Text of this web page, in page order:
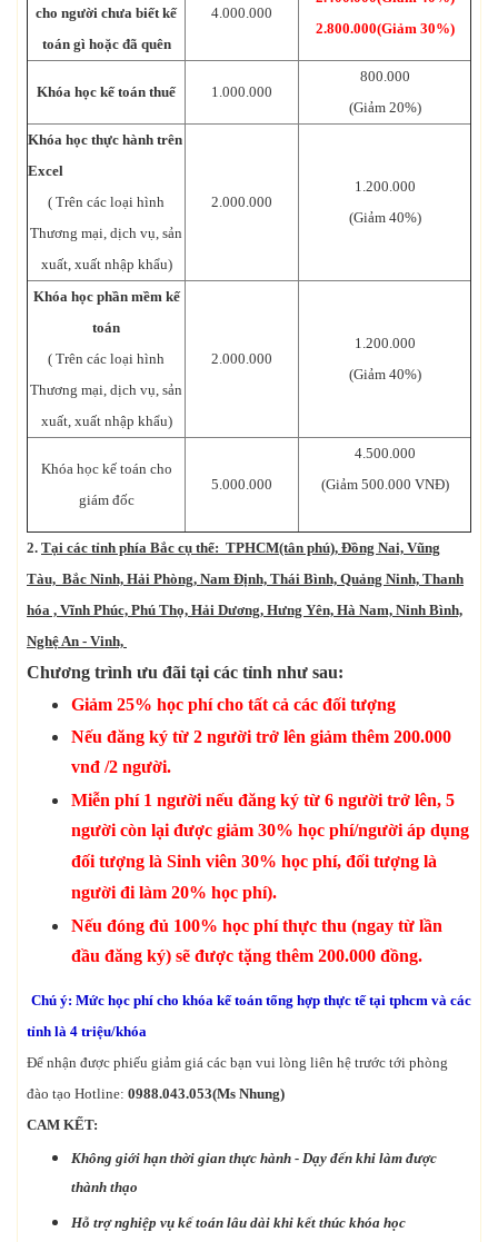
cho người chưa biết kế
toán gì hoặc đã quên
4.000.000
2.800.000(Giảm 30%)
Khóa học kế toán thuế 1.000.000
800.000
(Giảm 20%)
Khóa học thực hành trên
Excel
( Trên các loại hình
Thương mại, dịch vụ, sản
xuất, xuất nhập khẩu)
2.000.000
1.200.000
(Giảm 40%)
Khóa học phần mềm kế
toán
( Trên các loại hình
Thương mại, dịch vụ, sản
xuất, xuất nhập khẩu)
2.000.000
1.200.000
(Giảm 40%)
Khóa học kế toán cho
giám đốc
5.000.000
4.500.000
(Giảm 500.000 VNĐ)
2. Tại các tỉnh phía Bắc cụ thể: TPHCM(tân phú), Đồng Nai, Vũng
Tàu, Bắc Ninh, Hải Phòng, Nam Định, Thái Bình, Quảng Ninh, Thanh
hóa , Vĩnh Phúc, Phú Thọ, Hải Dương, Hưng Yên, Hà Nam, Ninh Bình,
Nghệ An - Vinh,
Chương trình ưu đãi tại các tỉnh như sau:
Giảm 25% học phí cho tất cả các đối tượng
Nếu đăng ký từ 2 người trở lên giảm thêm 200.000
vnđ /2 người.
Miễn phí 1 người nếu đăng ký từ 6 người trở lên, 5
người còn lại được giảm 30% học phí/người áp dụng
đối tượng là Sinh viên 30% học phí, đối tượng là
người đi làm 20% học phí).
Nếu đóng đủ 100% học phí thực thu (ngay từ lần
đầu đăng ký) sẽ được tặng thêm 200.000 đồng.
Chú ý: Mức học phí cho khóa kế toán tổng hợp thực tế tại tphcm và các
tỉnh là 4 triệu/khóa
Để nhận được phiếu giảm giá các bạn vui lòng liên hệ trước tới phòng
đào tạo Hotline: 0988.043.053(Ms Nhung)
CAM KẾT:
Không giới hạn thời gian thực hành - Dạy đến khi làm được
thành thạo
Hỗ trợ nghiệp vụ kế toán lâu dài khi kết thúc khóa học